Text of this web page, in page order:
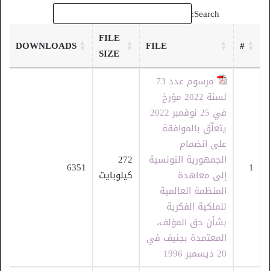
Search:
#
FILE
FILE
SIZE
DOWNLOADS
1
مرسوم عدد 73
لسنة 2022 مؤرخ
في 25 نوفمبر 2022
يتعلّق بالموافقة
على انضمام
الجمهورية التونسية
إلى معاهدة
المنظمة العالمية
للملكية الفكرية
بشأن حق المؤلف،
المعتمدة بجنيف في
20 ديسمبر 1996
272
كيلوبايت
6351